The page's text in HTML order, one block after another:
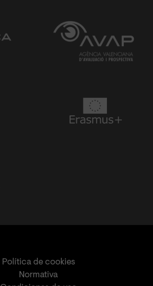
Política de cookies
Normativa